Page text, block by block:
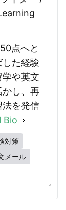
点へと
た経験
や英文
かし、再
法を発信
Bio
対策
メール